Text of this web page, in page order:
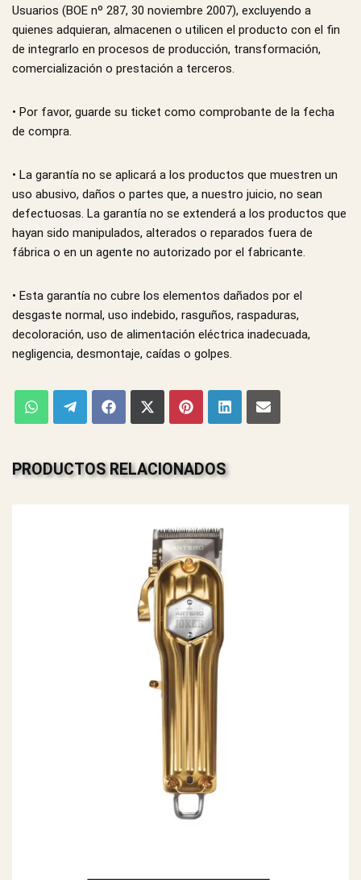
Usuarios (BOE nº 287, 30 noviembre 2007), excluyendo a
quienes adquieran, almacenen o utilicen el producto con el fin
de integrarlo en procesos de producción, transformación,
comercialización o prestación a terceros.
• Por favor, guarde su ticket como comprobante de la fecha
de compra.
• La garantía no se aplicará a los productos que muestren un
uso abusivo, daños o partes que, a nuestro juicio, no sean
defectuosas. La garantía no se extenderá a los productos que
hayan sido manipulados, alterados o reparados fuera de
fábrica o en un agente no autorizado por el fabricante.
• Esta garantía no cubre los elementos dañados por el
desgaste normal, uso indebido, rasguños, raspaduras,
decoloración, uso de alimentación eléctrica inadecuada,
negligencia, desmontaje, caídas o golpes.
PRODUCTOS RELACIONADOS